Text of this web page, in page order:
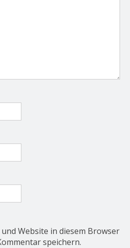
Website in diesem Browser
speichern.